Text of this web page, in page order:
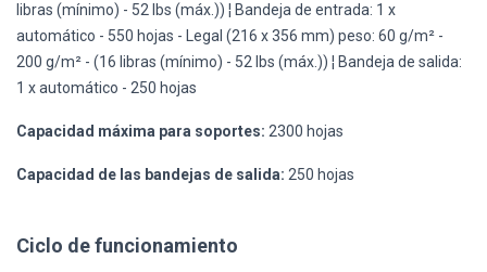
libras (mínimo) - 52 lbs (máx.)) ¦ Bandeja de entrada: 1 x
automático - 550 hojas - Legal (216 x 356 mm) peso: 60 g/m² -
200 g/m² - (16 libras (mínimo) - 52 lbs (máx.)) ¦ Bandeja de salida:
1 x automático - 250 hojas
Capacidad máxima para soportes: 2300 hojas
Capacidad de las bandejas de salida: 250 hojas
Ciclo de funcionamiento